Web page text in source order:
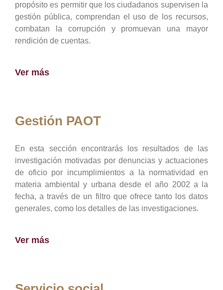
propósito es permitir que los ciudadanos supervisen la
gestión pública, comprendan el uso de los recursos,
combatan la corrupción y promuevan una mayor
rendición de cuentas.
Ver más
Gestión PAOT
En esta sección encontrarás los resultados de las
investigación motivadas por denuncias y actuaciones
de oficio por incumplimientos a la normatividad en
materia ambiental y urbana desde el año 2002 a la
fecha, a través de un filtro que ofrece tanto los datos
generales, como los detalles de las investigaciones.
Ver más